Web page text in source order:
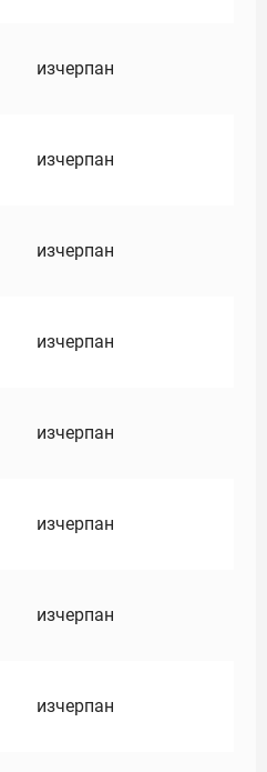
изчерпан
изчерпан
изчерпан
изчерпан
изчерпан
изчерпан
изчерпан
изчерпан